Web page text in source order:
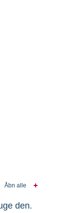
Åbn alle
den.